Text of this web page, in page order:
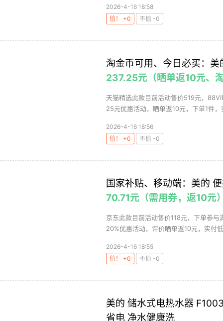
2026-4-16 18:58
值！ +0
不值 -0
淘金币可用、今日必买：
237.25元（晒单返10元、
天猫精选此款目前活动售价519元，
25元优惠活动，晒单返10元，下单1件
2026-4-16 18:56
值！ +0
不值 -0
国家补贴、移动端：美的
70.71元（需用券，返10元
京东此款目前活动售价118元，下单参
20%优惠活动，评价晒单返10元，实付
2026-4-16 18:55
值！ +0
不值 -0
美的 储水式电热水器
省电 净水健康洗